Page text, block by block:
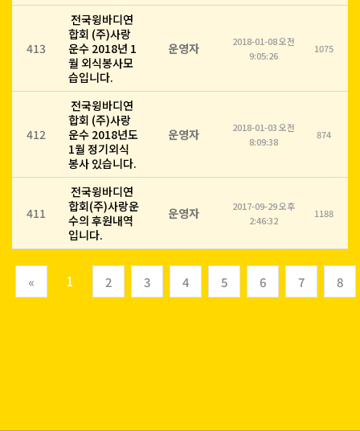
413
전국윙바디연
합회 (주)사랑
운수 2018년 1
월 외식봉사모
습입니다.
운영자
2018-01-08 오전
9:05:26
1075
412
전국윙바디연
합회 (주)사랑
운수 2018년도
1월 정기외식
봉사 있습니다.
운영자
2018-01-03 오전
8:09:38
874
411
전국윙바디연
합회(주)사랑운
수의 후원내역
입니다.
운영자
2017-09-29 오후
2:46:32
1188
« 1 (current)
2 3 4 5 6 7 8